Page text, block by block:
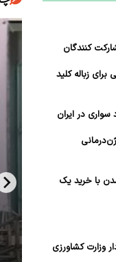
کنندگان
زباله کلید
در ایران
شدن با خرید یک
وزارت کشاورزی